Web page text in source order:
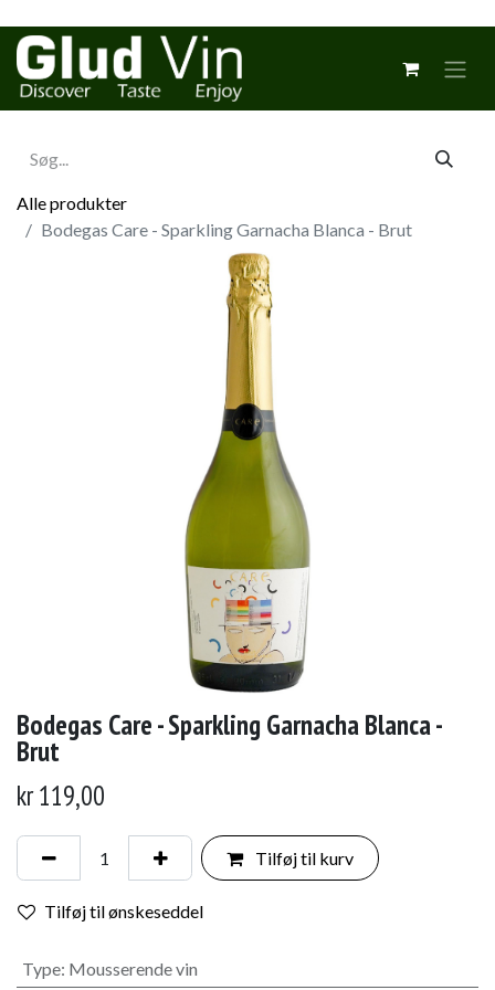
Alle produkter
Bodegas Care - Sparkling Garnacha Blanca - Brut
Bodegas Care - Sparkling Garnacha Blanca -
Brut
kr119,00
Tilføj til kurv
Tilføj til ønskeseddel
Type: Mousserende vin